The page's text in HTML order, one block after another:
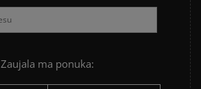
ADIDAS 3 STRIPES TRIČKÁ
Zaujala ma ponuka: